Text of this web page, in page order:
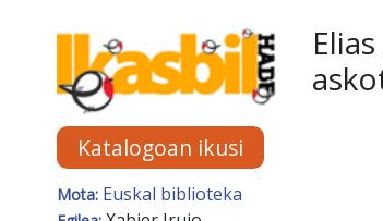
Eskuratu berriak
Katalogoan ikusi
Mota: Euskal biblioteka